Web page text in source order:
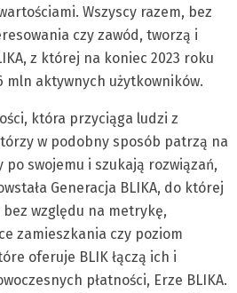
Wszyscy razem, bez
czy zawód, tworzą i
z której na koniec 2023 roku
mln aktywnych użytkowników.
która przyciąga ludzi z
w podobny sposób patrzą na
po swojemu i szukają rozwiązań,
Generacja BLIKA, do której
względu na metrykę,
zamieszkania czy poziom
oferuje BLIK łączą ich i
płatności, Erze BLIKA.